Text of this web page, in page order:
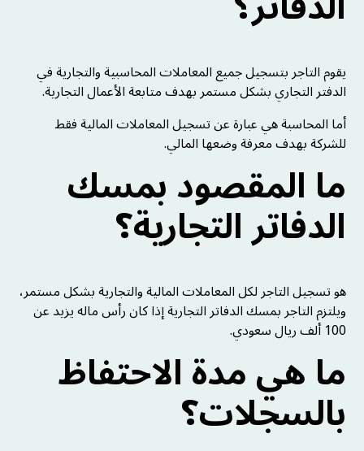
يقوم التاجر بتسجيل جميع المعاملات المحاسبية والتجارية في
الدفتر التجاري بشكل مستمر بهدف متابعة الأعمال التجارية.
أما المحاسبة هي عبارة عن تسجيل المعاملات المالية فقط
للشركة بهدف معرفة وضعها المالي.
ما المقصود بمسك
الدفاتر التجارية؟
هو تسجيل التاجر لكل المعاملات المالية والتجارية بشكل مستمر،
ويلتزم التاجر بمسك الدفاتر التجارية إذا كان رأس ماله يزيد عن
100 ألف ريال سعودي.
ما هي مدة الاحتفاظ
بالسجلات؟